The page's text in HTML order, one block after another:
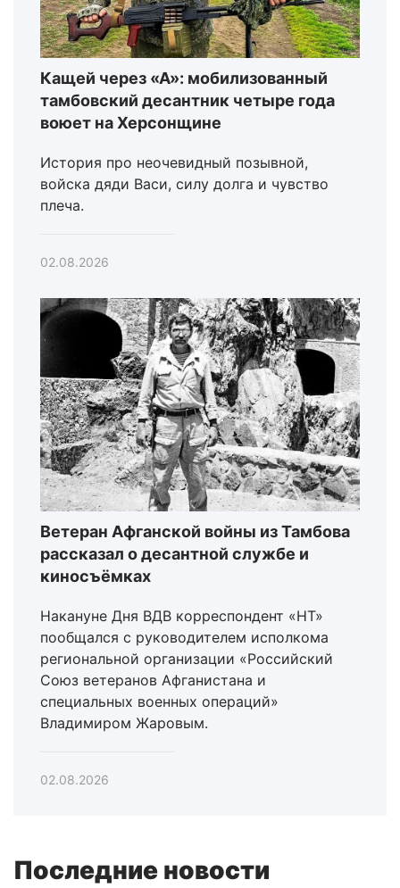
Кащей через «А»: мобилизованный
тамбовский десантник четыре года
воюет на Херсонщине
История про неочевидный позывной,
войска дяди Васи, силу долга и чувство
плеча.
02.08.2026
Ветеран Афганской войны из Тамбова
рассказал о десантной службе и
киносъёмках
Накануне Дня ВДВ корреспондент «НТ»
пообщался с руководителем исполкома
региональной организации «Российский
Союз ветеранов Афганистана и
специальных военных операций»
Владимиром Жаровым.
02.08.2026
Последние новости